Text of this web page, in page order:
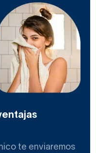
te enviaremos